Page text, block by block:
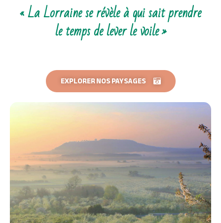
« La Lorraine se révèle à qui sait prendre
le temps de lever le voile »
EXPLORER NOS PAYSAGES